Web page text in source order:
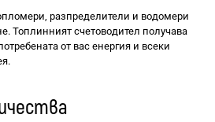
разпределители и водомери
Топлинният счетоводител получава
от вас енергия и всеки